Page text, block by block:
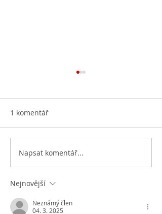
Knihovna vylepšuje svoje
prostory...
1 komentář
Napsat komentář...
Nejnovější
Neznámý člen
04. 3. 2025